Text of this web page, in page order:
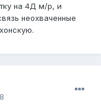
на 4Д м/р, и
неохваченные